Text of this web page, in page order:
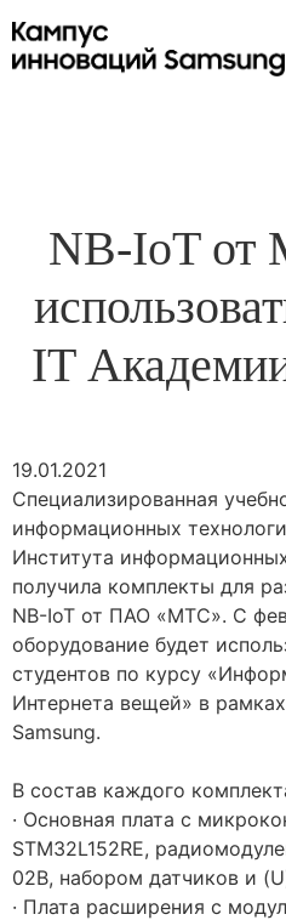
NB-IoT от
IT
19.01.2021
Специализированная
информационных
Института
получила комплекты для
NB-IoT от ПАО «МТС». С
оборудование будет
студентов по курсу
Интернета вещей» в
Samsung.
В состав каждого
· Основная плата с
STM32L152RE,
02B, набором датчиков и
· Плата расширения с